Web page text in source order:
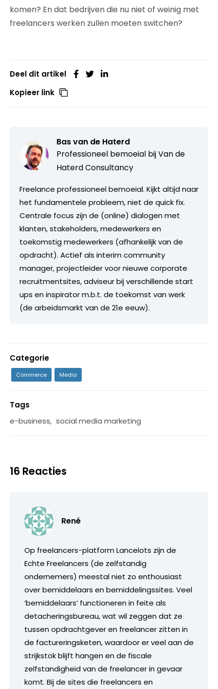
komen? En dat bedrijven die nu niet of weinig met
freelancers werken zullen moeten switchen?
Deel dit artikel
Kopieer link
Bas van de Haterd
Professioneel bemoeial bijVan de
Haterd Consultancy
Freelance professioneel bemoeial. Kijkt altijd naar
het fundamentele probleem, niet de quick fix.
Centrale focus zijn de (online) dialogen met
klanten, stakeholders, medewerkers en
toekomstig medewerkers (afhankelijk van de
opdracht). Actief als interim community
manager, projectleider voor nieuwe corporate
recruitmentsites, adviseur bij verschillende start
ups en inspirator m.b.t. de toekomst van werk
(de arbeidsmarkt van de 21e eeuw).
Categorie
Commerce Media
Tags
e-business, social media marketing
16 Reacties
René
Op freelancers-platform Lancelots zijn de
Echte Freelancers (de zelfstandig
ondernemers) meestal niet zo enthousiast
over bemiddelaars en bemiddelingssites. Veel
‘bemiddelaars’ functioneren in feite als
detacheringsbureau, wat wil zeggen dat ze
tussen opdrachtgever en freelancer zitten in
de factureringsketen, waardoor er veel aan de
strijkstok blijft hangen en de fiscale
zelfstandigheid van de freelancer in gevaar
komt. Bij de sites die freelancers en